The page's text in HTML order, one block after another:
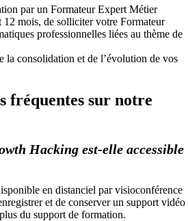
par un Formateur Expert Métier
12 mois, de solliciter votre Formateur
professionnelles liées au thème de
la consolidation et de l’évolution de vos
fréquentes sur notre
Hacking est-elle accessible
en distanciel par visioconférence
et de conserver un support vidéo
du support de formation.